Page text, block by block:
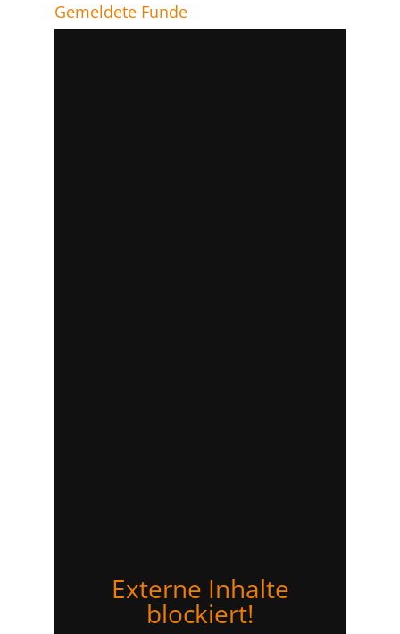
Gemeldete Funde
Externe Inhalte
blockiert!